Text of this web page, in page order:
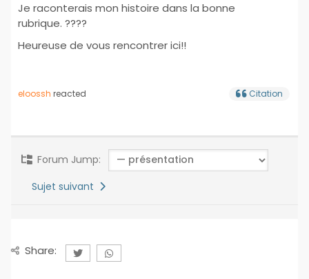
Je raconterais mon histoire dans la bonne
rubrique. ????
Heureuse de vous rencontrer ici!!
eloossh reacted Citation
Forum Jump:
Sujet suivant
Share: